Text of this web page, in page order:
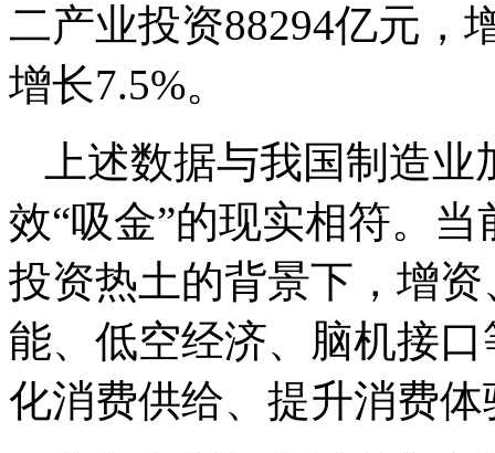
二产业投资88294亿元，
增长7.5%。
上述数据与我国制造
效“吸金”的现实相符。
投资热土的背景下，增
能、低空经济、脑机接
化消费供给、提升消费